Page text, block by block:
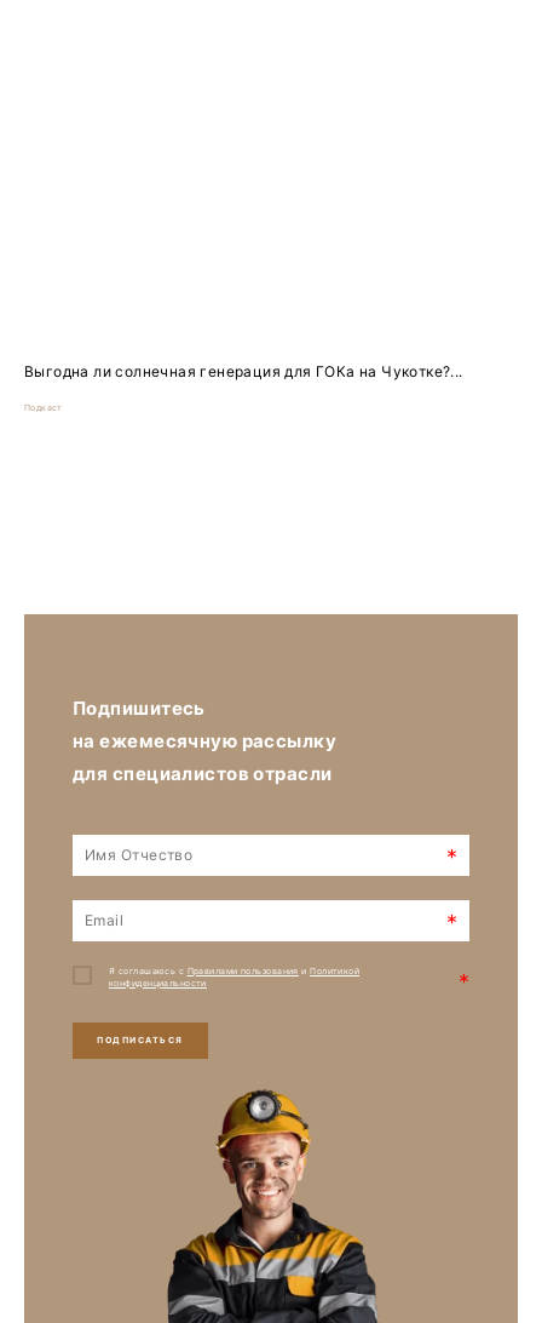
Выгодна ли солнечная генерация для ГОКа на Чукотке?...
Подкаст
Подпишитесь
на ежемесячную рассылку
для специалистов отрасли
*
*
Я соглашаюсь с Правилами пользования иПолитикой
конфиденциальности
*
ПОДПИСАТЬСЯ